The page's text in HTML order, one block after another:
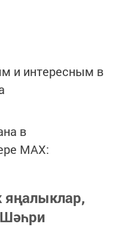
и интересным в
в
MАХ: